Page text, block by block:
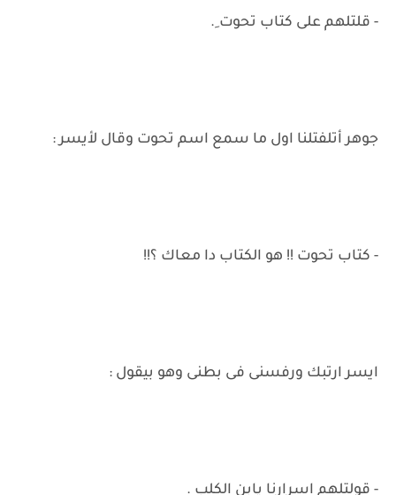
- قلتلهم على كتاب تحوت ِ.
جوهر أتلفتلنا اول ما سمع اسم تحوت وقال لأيسر :
- كتاب تحوت !! هو الكتاب دا معاك ؟!!
ايسر ارتبك ورفسنى فى بطنى وهو بيقول :
- قولتلهم اسرارنا يابن الكلب .